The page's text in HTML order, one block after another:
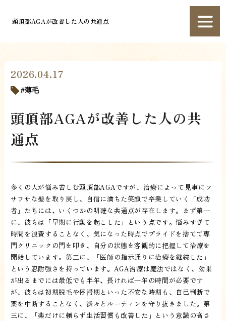
頭頂部AGAが改善した人の共通点
2026.04.17
薄毛
頭頂部AGAが改善した人の共
通点
多くの人が悩み苦しむ頭頂部AGAですが、治療によって見事にフ
サフサな髪を取り戻し、自信に満ちた笑顔で卒業していく「成功
者」たちには、いくつかの明確な共通点が存在します。まず第一
に、彼らは「早期に行動を起こした」という点です。悩みすぎて
時間を浪費することなく、気になった時点でプライドを捨てて専
門クリニックの門を叩き、自分の状態を客観的に把握して治療を
開始しています。第二に、「医師の指示通りに治療を継続した」
という忍耐強さを持っています。AGA治療は魔法ではなく、効果
が出るまでには最低でも半年、長ければ一年の時間が必要です
が、彼らは初期脱毛や停滞期といった不安な時期も、自己判断で
薬を中断することなく、淡々とルーティンを守り抜きました。第
三に、「薬だけに頼らず生活習慣も改善した」という意識の高さ